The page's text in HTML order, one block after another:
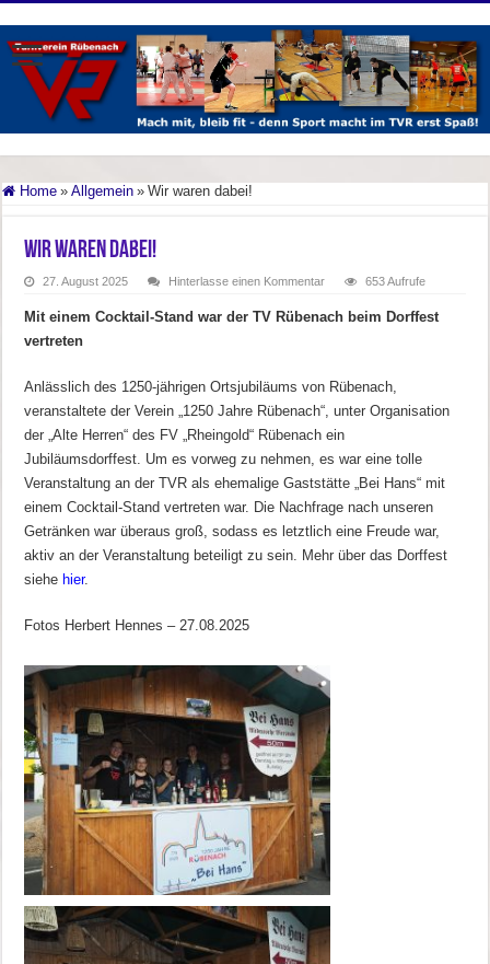
Home » Allgemein » Wir waren dabei!
Wir waren dabei!
27. August 2025 Hinterlasse einen Kommentar 653 Aufrufe
Mit einem Cocktail-Stand war der TV Rübenach beim Dorffest
vertreten
Anlässlich des 1250-jährigen Ortsjubiläums von Rübenach,
veranstaltete der Verein „1250 Jahre Rübenach“, unter Organisation
der „Alte Herren“ des FV „Rheingold“ Rübenach ein
Jubiläumsdorffest. Um es vorweg zu nehmen, es war eine tolle
Veranstaltung an der TVR als ehemalige Gaststätte „Bei Hans“ mit
einem Cocktail-Stand vertreten war. Die Nachfrage nach unseren
Getränken war überaus groß, sodass es letztlich eine Freude war,
aktiv an der Veranstaltung beteiligt zu sein. Mehr über das Dorffest
siehehier.
Fotos Herbert Hennes – 27.08.2025